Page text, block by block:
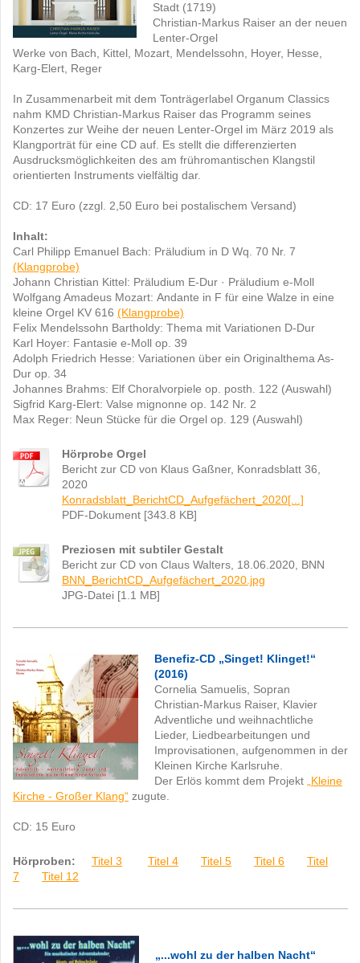
Stadt (1719)
Christian-Markus Raiser an der neuen
Lenter-Orgel
Werke von Bach, Kittel, Mozart, Mendelssohn, Hoyer, Hesse,
Karg-Elert, Reger
In Zusammenarbeit mit dem Tonträgerlabel Organum Classics
nahm KMD Christian-Markus Raiser das Programm seines
Konzertes zur Weihe der neuen Lenter-Orgel im März 2019 als
Klangporträt für eine CD auf. Es stellt die differenzierten
Ausdrucksmöglichkeiten des am frühromantischen Klangstil
orientierten Instruments vielfältig dar.
CD: 17 Euro (zzgl. 2,50 Euro bei postalischem Versand)
Inhalt:
Carl Philipp Emanuel Bach: Präludium in D Wq. 70 Nr. 7
(Klangprobe)
Johann Christian Kittel: Präludium E-Dur · Präludium e-Moll
Wolfgang Amadeus Mozart: Andante in F für eine Walze in eine
kleine Orgel KV 616 (Klangprobe)
Felix Mendelssohn Bartholdy: Thema mit Variationen D-Dur
Karl Hoyer: Fantasie e-Moll op. 39
Adolph Friedrich Hesse: Variationen über ein Originalthema As-
Dur op. 34
Johannes Brahms: Elf Choralvorpiele op. posth. 122 (Auswahl)
Sigfrid Karg-Elert: Valse mignonne op. 142 Nr. 2
Max Reger: Neun Stücke für die Orgel op. 129 (Auswahl)
Hörprobe Orgel
Bericht zur CD von Klaus Gaßner, Konradsblatt 36,
2020
Konradsblatt_BerichtCD_Aufgefächert_2020[...]
PDF-Dokument [343.8 KB]
Preziosen mit subtiler Gestalt
Bericht zur CD von Claus Walters, 18.06.2020, BNN
BNN_BerichtCD_Aufgefächert_2020.jpg
JPG-Datei [1.1 MB]
Benefiz-CD „Singet! Klinget!“
(2016)
Cornelia Samuelis, Sopran
Christian-Markus Raiser, Klavier
Adventliche und weihnachtliche
Lieder, Liedbearbeitungen und
Improvisationen, aufgenommen in der
Kleinen Kirche Karlsruhe.
Der Erlös kommt dem Projekt „Kleine
Kirche - Großer Klang“ zugute.
CD: 15 Euro
Hörproben: Titel 3 Titel 4 Titel 5 Titel 6
Titel
7
Titel 12
„...wohl zu der halben Nacht“